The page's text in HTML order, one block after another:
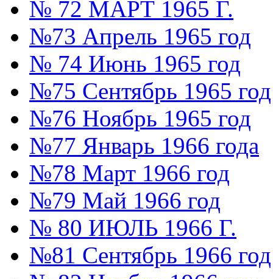
№ 72 МАРТ 1965 Г.
№73 Апрель 1965 год
№ 74 Июнь 1965 год
№75 Сентябрь 1965 год
№76 Ноябрь 1965 год
№77 Январь 1966 года
№78 Март 1966 год
№79 Май 1966 год
№ 80 ИЮЛЬ 1966 Г.
№81 Сентябрь 1966 год